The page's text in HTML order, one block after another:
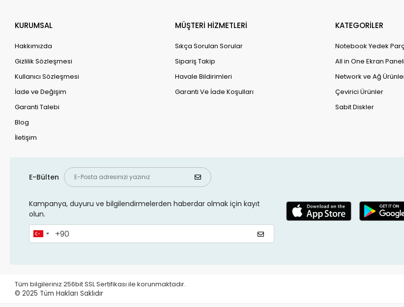
KURUMSAL
Hakkımızda
Gizlilik Sözleşmesi
Kullanıcı Sözleşmesi
İade ve Değişim
Garanti Talebi
Blog
İletişim
MÜŞTERİ HİZMETLERİ
Sıkça Sorulan Sorular
Sipariş Takip
Havale Bildirimleri
Garanti Ve İade Koşulları
KATEGORİLER
Notebook Yedek
All in One Ekran Paneli
Network ve Ağ
Çevirici Ürünler
Sabit Diskler
E-Bülten
Kampanya, duyuru ve bilgilendirmelerden haberdar olmak için kayıt
olun.
Tüm bilgileriniz 256bit SSL Sertifikası ile korunmaktadır.
© 2025 Tüm Hakları Saklıdır